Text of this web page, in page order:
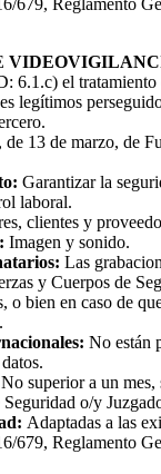
679, Reglamento
6.1.c) el tratamiento
legítimos
13 de marzo, de
Garantizar la
laboral.
clientes y
Imagen y sonido.
Las
y Cuerpos de
o bien en caso de
No están
No superior a un
o/y
Adaptadas a las
679, Reglamento